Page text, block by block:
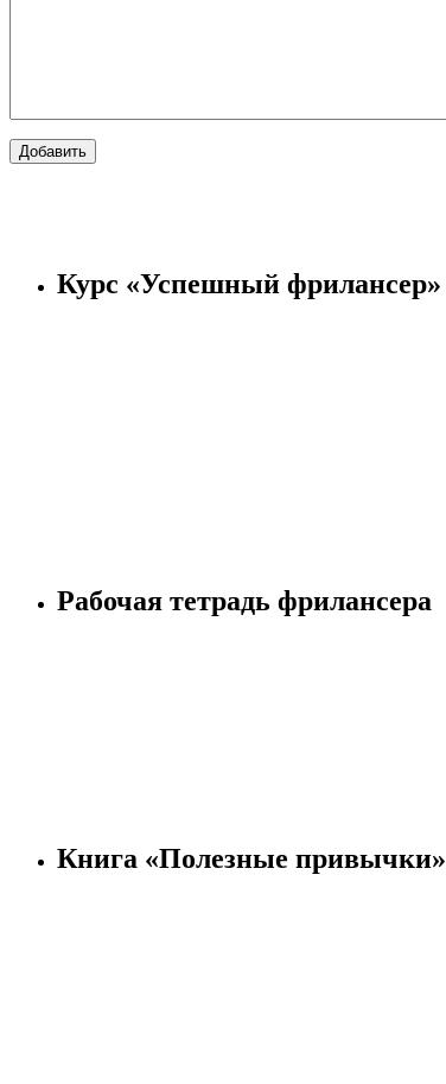
Курс «Успешный фрилансер»
Рабочая тетрадь фрилансера
Книга «Полезные привычки»